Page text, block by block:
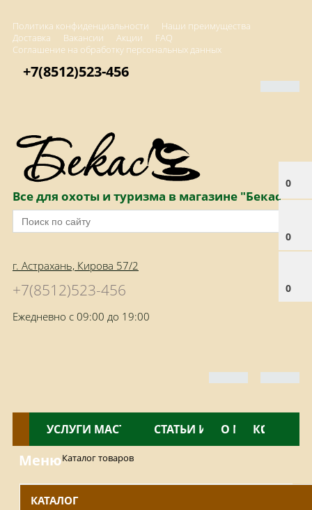
Политика конфиденциальности
Наши преимущества
Доставка
Вакансии Акции
FAQ
Соглашение на обработку персональных данных
0
0
0
+7(8512)523-456
Все для охоты и туризма в магазине "Бекас"
г. Астрахань, Кирова 57/2
+7(8512)523-456
Ежедневно с 09:00 до 19:00
КАТАЛОГ
УСЛУГИ МАСТЕРСКОЙНОВОСТИ
СТАТЬИ И ОБЗОРЫ
О МАГАЗИНЕ
МенюКаталог товаров
КАТАЛОГ